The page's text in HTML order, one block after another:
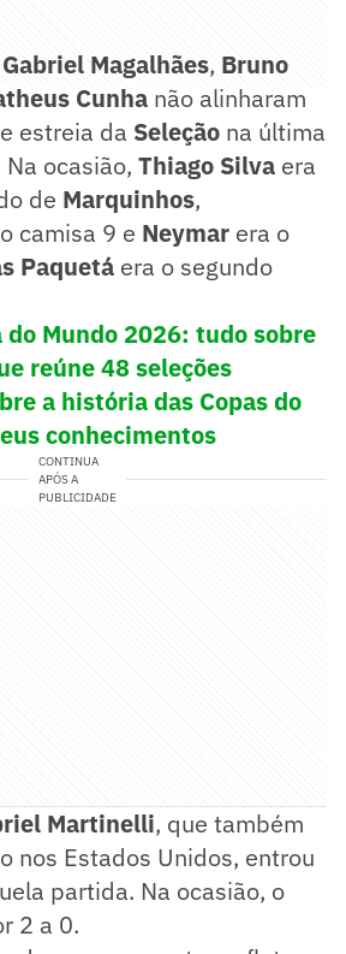
Gabriel Magalhães, Bruno
Cunha não alinharam
estreia da Seleção na última
ocasião, Thiago Silva era
de Marquinhos,
camisa 9 e Neymar era o
Paquetá era o segundo
do Mundo 2026: tudo sobre
reúne 48 seleções
a história das Copas do
conhecimentos
CONTINUA
APÓS A
PUBLICIDADE
Martinelli, que também
nos Estados Unidos, entrou
partida. Na ocasião, o
2 a 0.